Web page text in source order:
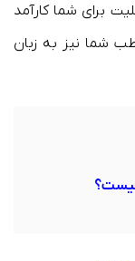
برای شما کارآمد
شما نیز به زبان